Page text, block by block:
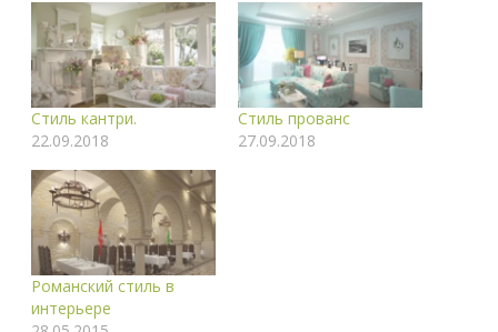
Стиль кантри.
22.09.2018
Стиль прованс
27.09.2018
Романский стиль в
интерьере